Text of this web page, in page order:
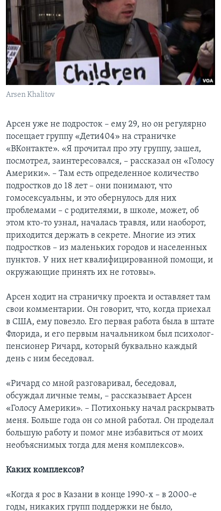
Arsen Khalitov
Арсен уже не подросток – ему 29, но он регулярно
посещает группу «Дети404» на страничке
«ВКонтакте». «Я прочитал про эту группу, зашел,
посмотрел, заинтересовался, – рассказал он «Голосу
Америки». – Там есть определенное количество
подростков до 18 лет – они понимают, что
гомосексуальны, и это обернулось для них
проблемами – с родителями, в школе, может, об
этом кто-то узнал, началась травля, или наоборот,
приходится держать в секрете. Многие из этих
подростков – из маленьких городов и населенных
пунктов. У них нет квалифицированной помощи, и
окружающие принять их не готовы».
Арсен ходит на страничку проекта и оставляет там
свои комментарии. Он говорит, что, когда приехал
в США, ему повезло. Его первая работа была в штате
Флорида, и его первым начальником был психолог-
пенсионер Ричард, который буквально каждый
день с ним беседовал.
«Ричард со мной разговаривал, беседовал,
обсуждал личные темы, – рассказывает Арсен
«Голосу Америки». – Потихоньку начал раскрывать
меня. Больше года он со мной работал. Он проделал
большую работу и помог мне избавиться от моих
необъяснимых тогда для меня комплексов».
Каких комплексов?
«Когда я рос в Казани в конце 1990-х – в 2000-е
годы, никаких групп поддержки не было,